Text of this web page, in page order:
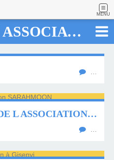
MENU
ASSOCIATION
EXPO AU PROFIT DE L ASSOCIATION SARAHMOON